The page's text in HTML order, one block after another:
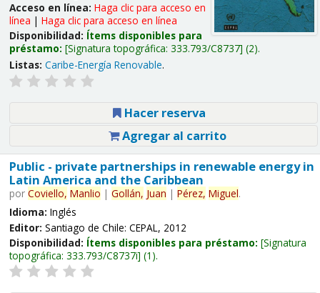
Acceso en línea: Haga clic para acceso en
línea | Haga clic para acceso en línea
Disponibilidad: Ítems disponibles para
préstamo: Signatura topográfica: 333.793/C8737 (2).
Listas: Caribe-Energía Renovable.
Hacer reserva
Agregar al carrito
Public - private partnerships in renewable energy in
Latin America and the Caribbean
por Coviello, Manlio | Gollán, Juan | Pérez, Miguel.
Idioma: Inglés
Editor: Santiago de Chile: CEPAL, 2012
Disponibilidad: Ítems disponibles para préstamo: Signatura
topográfica: 333.793/C8737i (1).